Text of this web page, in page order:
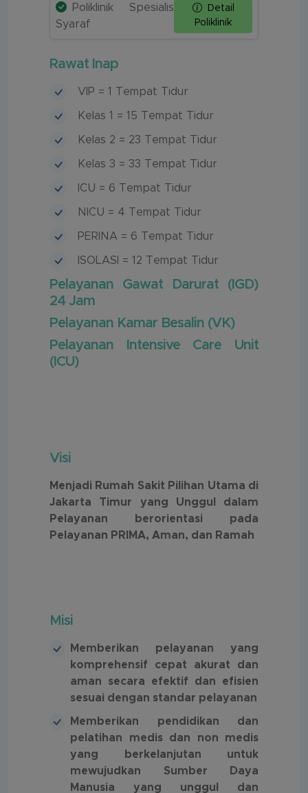
Poliklinik Spesialis
Syaraf
Detail
Poliklinik
Rawat Inap
VIP = 1 Tempat Tidur
Kelas 1 = 15 Tempat Tidur
Kelas 2 = 23 Tempat Tidur
Kelas 3 = 33 Tempat Tidur
ICU = 6 Tempat Tidur
NICU = 4 Tempat Tidur
PERINA = 6 Tempat Tidur
ISOLASI = 12 Tempat Tidur
Pelayanan Gawat Darurat (IGD)
24 Jam
Pelayanan Kamar Besalin (VK)
Pelayanan Intensive Care Unit
(ICU)
Visi
Menjadi Rumah Sakit Pilihan Utama di
Jakarta Timur yang Unggul dalam
Pelayanan berorientasi pada
Pelayanan PRIMA, Aman, dan Ramah
Misi
Memberikan pelayanan yang
komprehensif cepat akurat dan
aman secara efektif dan efisien
sesuai dengan standar pelayanan
Memberikan pendidikan dan
pelatihan medis dan non medis
yang berkelanjutan untuk
mewujudkan Sumber Daya
Manusia yang unggul dan